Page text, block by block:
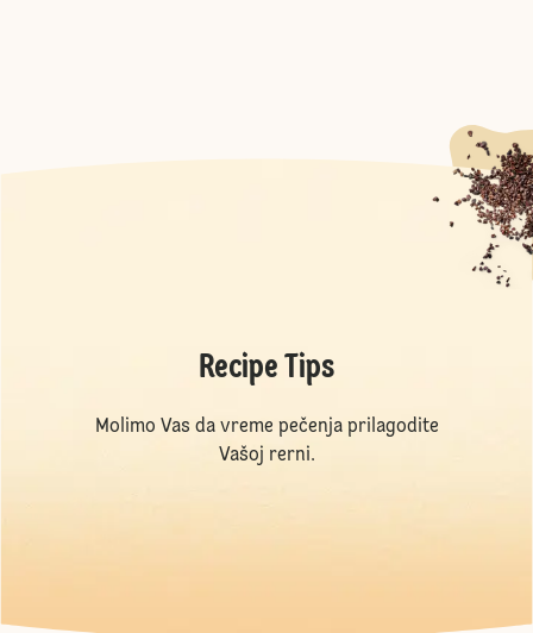
Recipe Tips
Molimo Vas da vreme pečenja prilagodite
Vašoj rerni.